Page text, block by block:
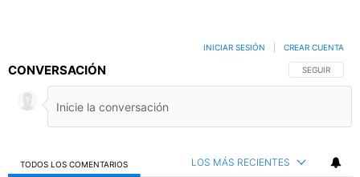
CONVERSACIÓN SIGA ESTA
SEGUIR
INICIAR SESIÓN CREAR CUENTA
TODOS LOS COMENTARIOS LOS MÁS RECIENTES